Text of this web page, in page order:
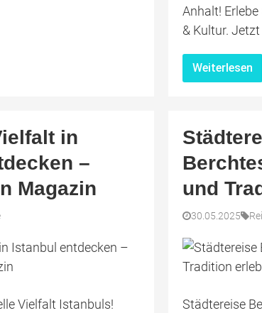
Anhalt!
& Kultur.
Weiterlesen
in
–
Magazin
Vielfalt Istanbuls!
und
30.05.2025
Städtereise